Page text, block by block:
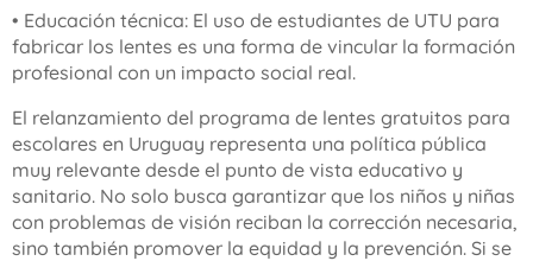
• Educación técnica: El uso de estudiantes de UTU para
fabricar los lentes es una forma de vincular la formación
profesional con un impacto social real.
El relanzamiento del programa de lentes gratuitos para
escolares en Uruguay representa una política pública
muy relevante desde el punto de vista educativo y
sanitario. No solo busca garantizar que los niños y niñas
con problemas de visión reciban la corrección necesaria,
sino también promover la equidad y la prevención. Si se